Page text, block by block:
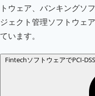
トウェア、バンキングソ
ジェクト管理ソフトウェ
ています。
FintechソフトウェアでPCI-